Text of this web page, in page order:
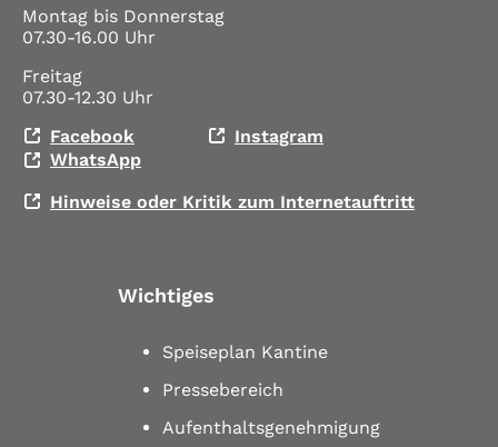
Montag bis Donnerstag
07.30-16.00 Uhr
Freitag
07.30-12.30 Uhr
Facebook
Instagram
WhatsApp
Hinweise oder Kritik zum Internetauftritt
Wichtiges
Speiseplan Kantine
Pressebereich
Aufenthaltsgenehmigung